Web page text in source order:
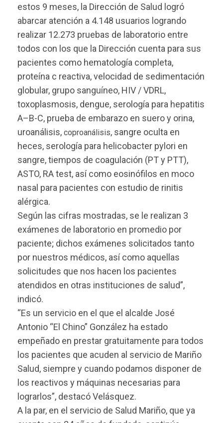
estos 9 meses, la Dirección de Salud logró
abarcar atención a 4.148 usuarios logrando
realizar 12.273 pruebas de laboratorio entre
todos con los que la Dirección cuenta para sus
pacientes como hematología completa,
proteína c reactiva, velocidad de sedimentación
globular, grupo sanguíneo, HIV / VDRL,
toxoplasmosis, dengue, serología para hepatitis
A–B-C, prueba de embarazo en suero y orina,
uroanálisis, coproanálisis, sangre oculta en
heces, serología para helicobacter pylori en
sangre, tiempos de coagulación (PT y PTT),
ASTO, RA test, así como eosinófilos en moco
nasal para pacientes con estudio de rinitis
alérgica.
Según las cifras mostradas, se le realizan 3
exámenes de laboratorio en promedio por
paciente; dichos exámenes solicitados tanto
por nuestros médicos, así como aquellas
solicitudes que nos hacen los pacientes
atendidos en otras instituciones de salud”,
indicó.
“Es un servicio en el que el alcalde José
Antonio “El Chino” González ha estado
empeñado en prestar gratuitamente para todos
los pacientes que acuden al servicio de Mariño
Salud, siempre y cuando podamos disponer de
los reactivos y máquinas necesarias para
lograrlos”, destacó Velásquez.
A la par, en el servicio de Salud Mariño, que ya